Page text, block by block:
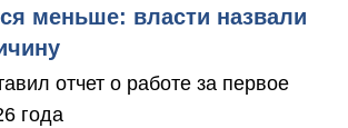
меньше: власти назвали
отчет о работе за первое
года